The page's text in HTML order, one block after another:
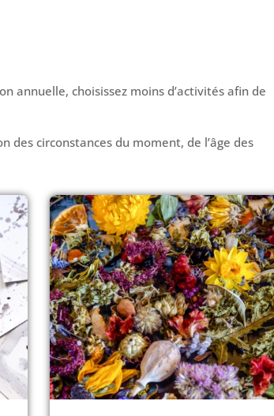
annuelle, choisissez moins d’activités afin de
circonstances du moment, de l’âge des